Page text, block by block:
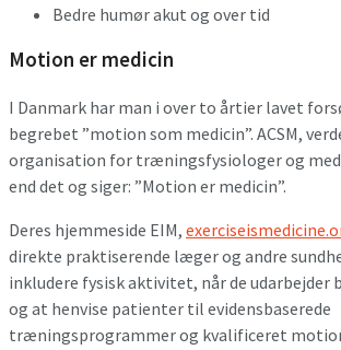
Bedre humør akut og over tid
Motion er medicin
I Danmark har man i over to årtier lavet
begrebet ”motion som medicin”. ACSM,
organisation for træningsfysiologer og
end det og siger: ”Motion er medicin”.
Deres hjemmeside EIM,
direkte praktiserende læger og andre
inkludere fysisk aktivitet, når de udarbejder
og at henvise patienter til evidensbaserede
træningsprogrammer og kvalificeret